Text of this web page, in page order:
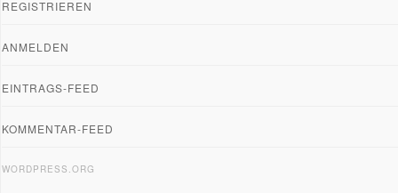
REGISTRIEREN
ANMELDEN
EINTRAGS-FEED
KOMMENTAR-FEED
WORDPRESS.ORG